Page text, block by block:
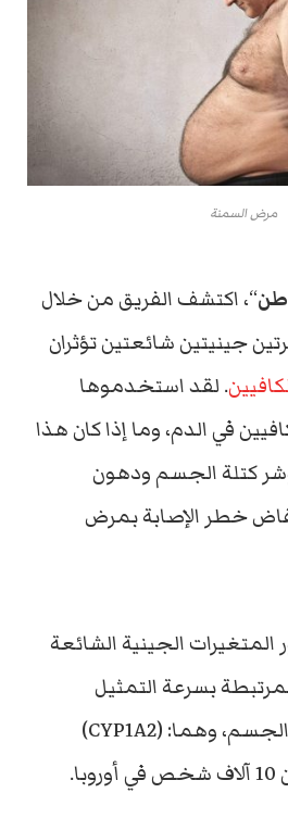
مرض السمنة
“، اكتشف الفريق من خلال
جينيتين شائعتين تؤثران
. لقد استخدموها
في الدم، وما إذا كان هذا
كتلة الجسم ودهون
خطر الإصابة بمرض
المتغيرات الجينية الشائعة
بسرعة التمثيل
الغذائي للكافيين في الجسم، وهما: (CYP1A2)